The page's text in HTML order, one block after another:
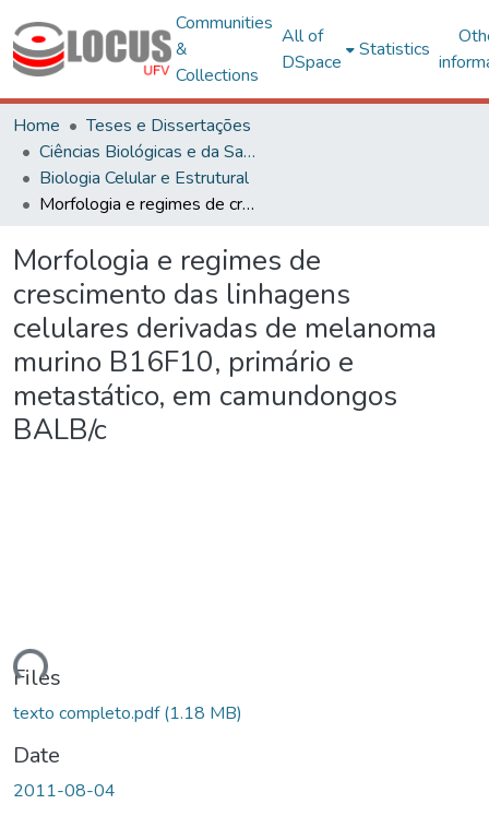
Communities
&
Collections
All of
DSpace
Statistics
Home
Teses e Dissertações
Ciências Biológicas e da Saúde
Biologia Celular e Estrutural
Morfologia e regimes de crescimento das linhagens celulares derivadas de melanoma murino B16F10, primário e metastático, em camundongos BALB/c
Morfologia e regimes de
crescimento das linhagens
celulares derivadas de melanoma
murino B16F10, primário e
metastático, em camundongos
BALB/c
Files
texto completo.pdf(1.18 MB)
Date
2011-08-04